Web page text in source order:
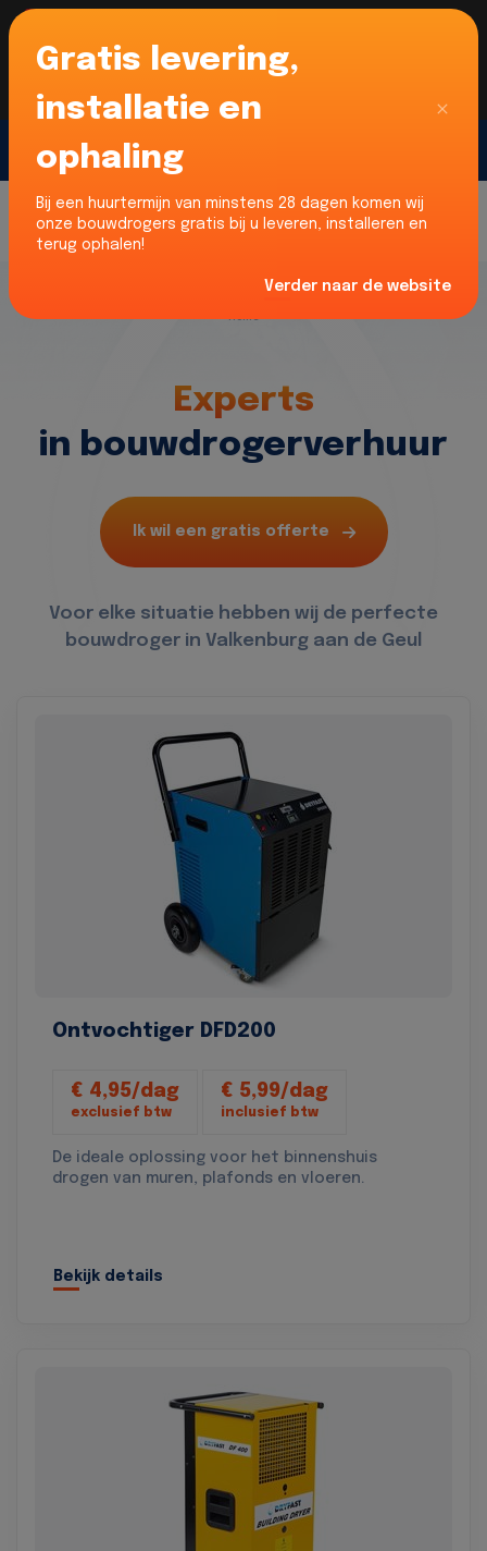
Voor onze Nederlandse klanten... Wij zijn maar
liefst 52% goedkoper dan verhuurders uit NL -
limburg en Noord-Brabant!
Home
Experts
in bouwdrogerverhuur
Ik wil een gratis offerte
Voor elke situatie hebben wij de perfecte
bouwdroger in Valkenburg aan de Geul
Ontvochtiger DFD200
€ 4,95/dag
exclusief btw
€ 5,99/dag
inclusief btw
De ideale oplossing voor het binnenshuis
drogen van muren, plafonds en vloeren.
Bekijk details
Gratis levering,
installatie en
ophaling
Bij een huurtermijn van minstens 28 dagen komen wij
onze bouwdrogers gratis bij u leveren, installeren en
terug ophalen!
Verder naar de website